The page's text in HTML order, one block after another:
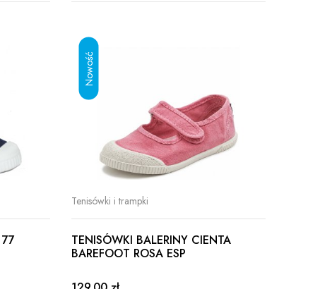
Tenisówki i trampki
TENISÓWKI BALERINY CIENTA
BAREFOOT ROSA ESP